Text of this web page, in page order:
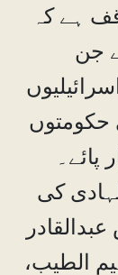
ہے کہ
جن
حکومتوں
کی
الطیب،